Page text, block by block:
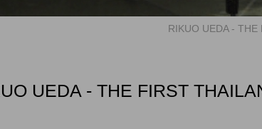
RIKUO UEDA -
UEDA - THE FIRST